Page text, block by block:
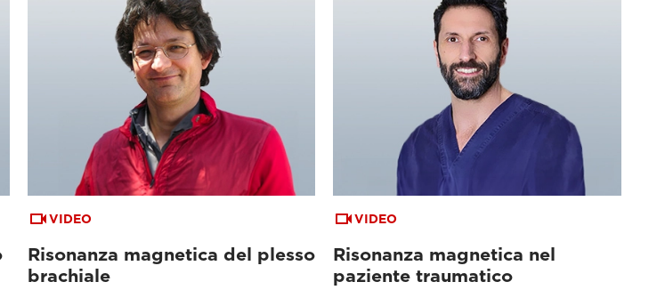
VIDEO
Risonanza magnetica del plesso
brachiale
VIDEO
Risonanza magnetica nel
paziente traumatico